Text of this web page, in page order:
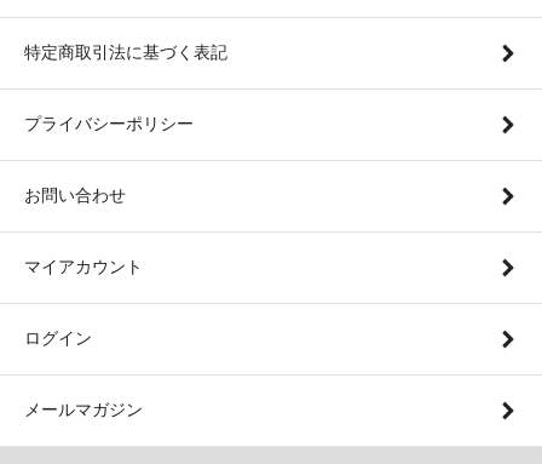
特定商取引法に基づく表記
プライバシーポリシー
お問い合わせ
マイアカウント
ログイン
メールマガジン